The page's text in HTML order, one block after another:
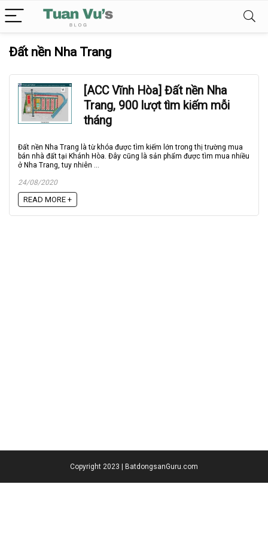
Đất nền Nha Trang
[ACC Vĩnh Hòa] Đất nền Nha
Trang, 900 lượt tìm kiếm mỗi
tháng
Đất nền Nha Trang là từ khóa được tìm kiếm lớn trong thị trường mua
bán nhà đất tại Khánh Hòa. Đây cũng là sản phẩm được tìm mua nhiều
ở Nha Trang, tuy nhiên ...
24/08/2020
READ MORE +
Copyright 2023 | BatdongsanGuru.com